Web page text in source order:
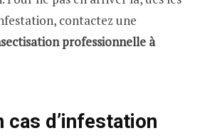
contactez une
professionnelle à
cas d’infestation